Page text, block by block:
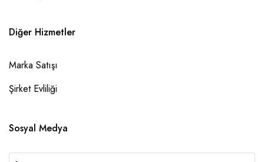
Diğer Hizmetler
Marka Satışı
Şirket Evliliği
Sosyal Medya